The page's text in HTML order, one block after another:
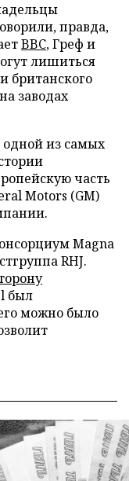
правда,
BBC, Греф и
лишиться
британского
заводах
из самых
часть
Motors (GM)
Magna
RHJ.
был
можно было